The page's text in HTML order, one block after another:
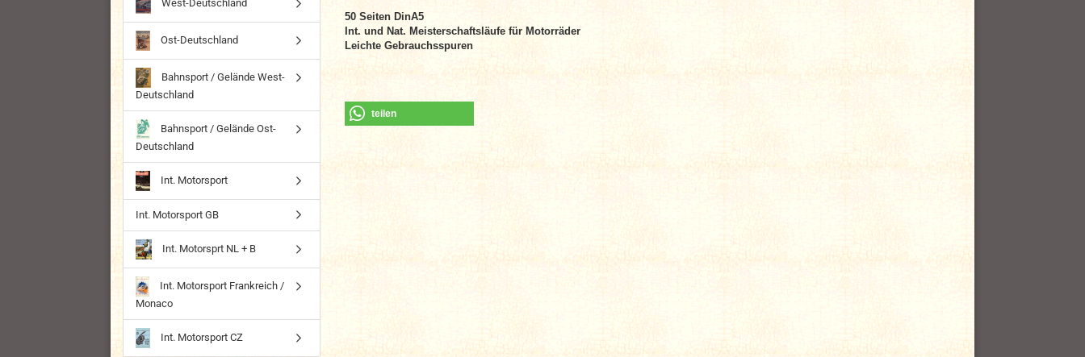
50 Seiten DinA5
Int. und Nat. Meisterschaftsläufe für Motorräder
Leichte Gebrauchsspuren
teilen
West-Deutschland
Ost-Deutschland
Bahnsport / Gelände West-
Deutschland
Bahnsport / Gelände Ost-
Deutschland
Int. Motorsport
Int. Motorsport GB
Int. Motorsprt NL + B
Int. Motorsport Frankreich /
Monaco
Int. Motorsport CZ